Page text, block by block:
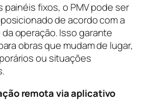
painéis fixos, o PMV pode ser
de acordo com a
operação. Isso garante
obras que mudam de lugar,
ou situações
remota via aplicativo